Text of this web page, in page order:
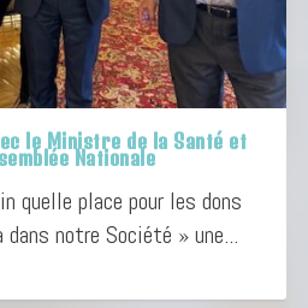
le Ministre de la Santé et
Nationale
quelle place pour les dons
notre Société » une...